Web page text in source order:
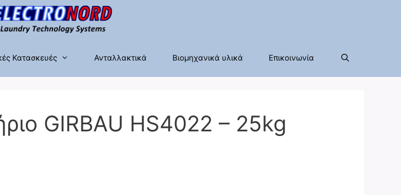
Κατασκευές Ανταλλακτικά Βιομηχανικά υλικά Επικοινωνία
GIRBAU HS4022 – 25kg